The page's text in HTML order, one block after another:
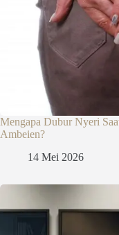
Mengapa Dubur Nyeri
Ambeien?
14 Mei 2026